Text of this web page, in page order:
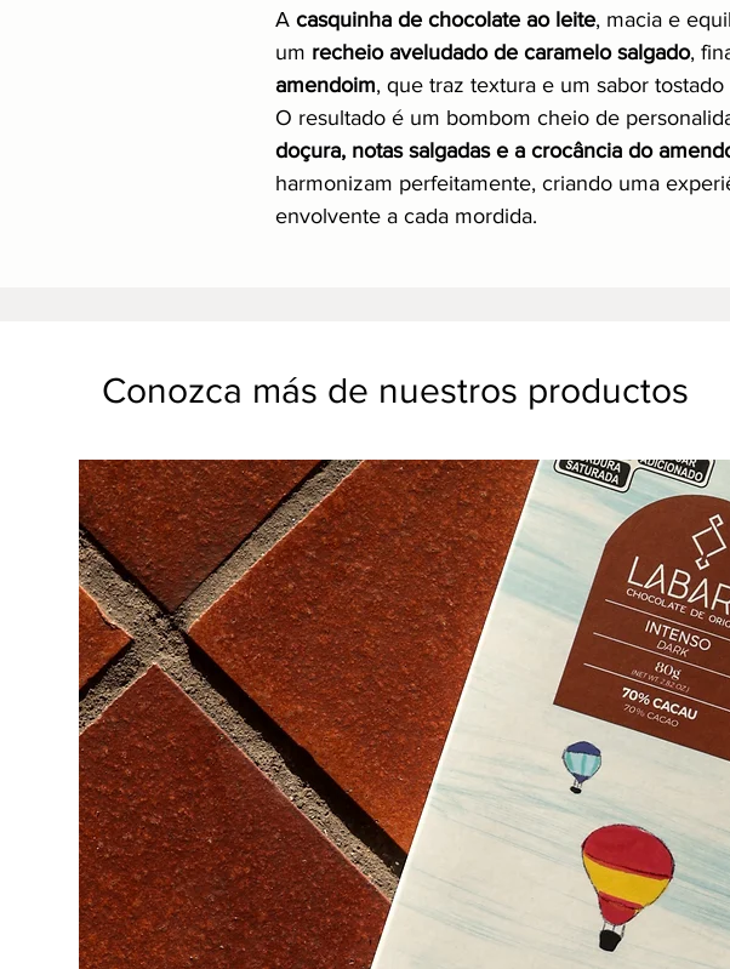
A casquinha de chocolate ao leite, macia e
um recheio aveludado de caramelo salgado,
amendoim, que traz textura e um sabor tostado
O resultado é um bombom cheio de
doçura, notas salgadas e a crocância do
harmonizam perfeitamente, criando uma
envolvente a cada mordida.
Conozca más de nuestros productos